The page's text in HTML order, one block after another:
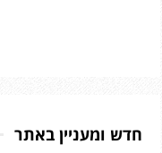
חדש ומעניין באתר